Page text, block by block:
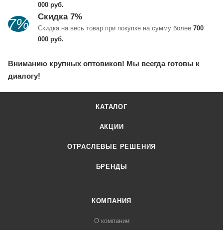
000 руб.
7% Скидка 7%
Скидка на весь товар при покупке на сумму более 700
000 руб.
Вниманию крупных оптовиков! Мы всегда готовы к
диалогу!
КАТАЛОГ
АКЦИИ
ОТРАСЛЕВЫЕ РЕШЕНИЯ
БРЕНДЫ
КОМПАНИЯ
О компании